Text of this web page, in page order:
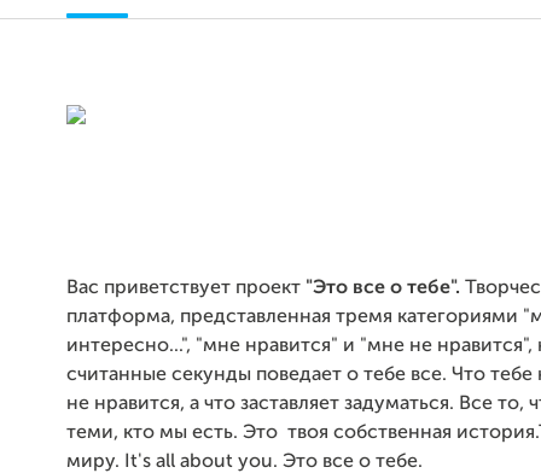
Вас приветствует проект "Это все о тебе".
платформа, представленная тремя категориями
интересно...", "мне нравится" и "мне не нравится",
считанные секунды поведает о тебе все. Что тебе
не нравится, а что заставляет задуматься. Все то,
теми, кто мы есть. Это твоя собственная
миру. It's all about you. Это все о тебе.